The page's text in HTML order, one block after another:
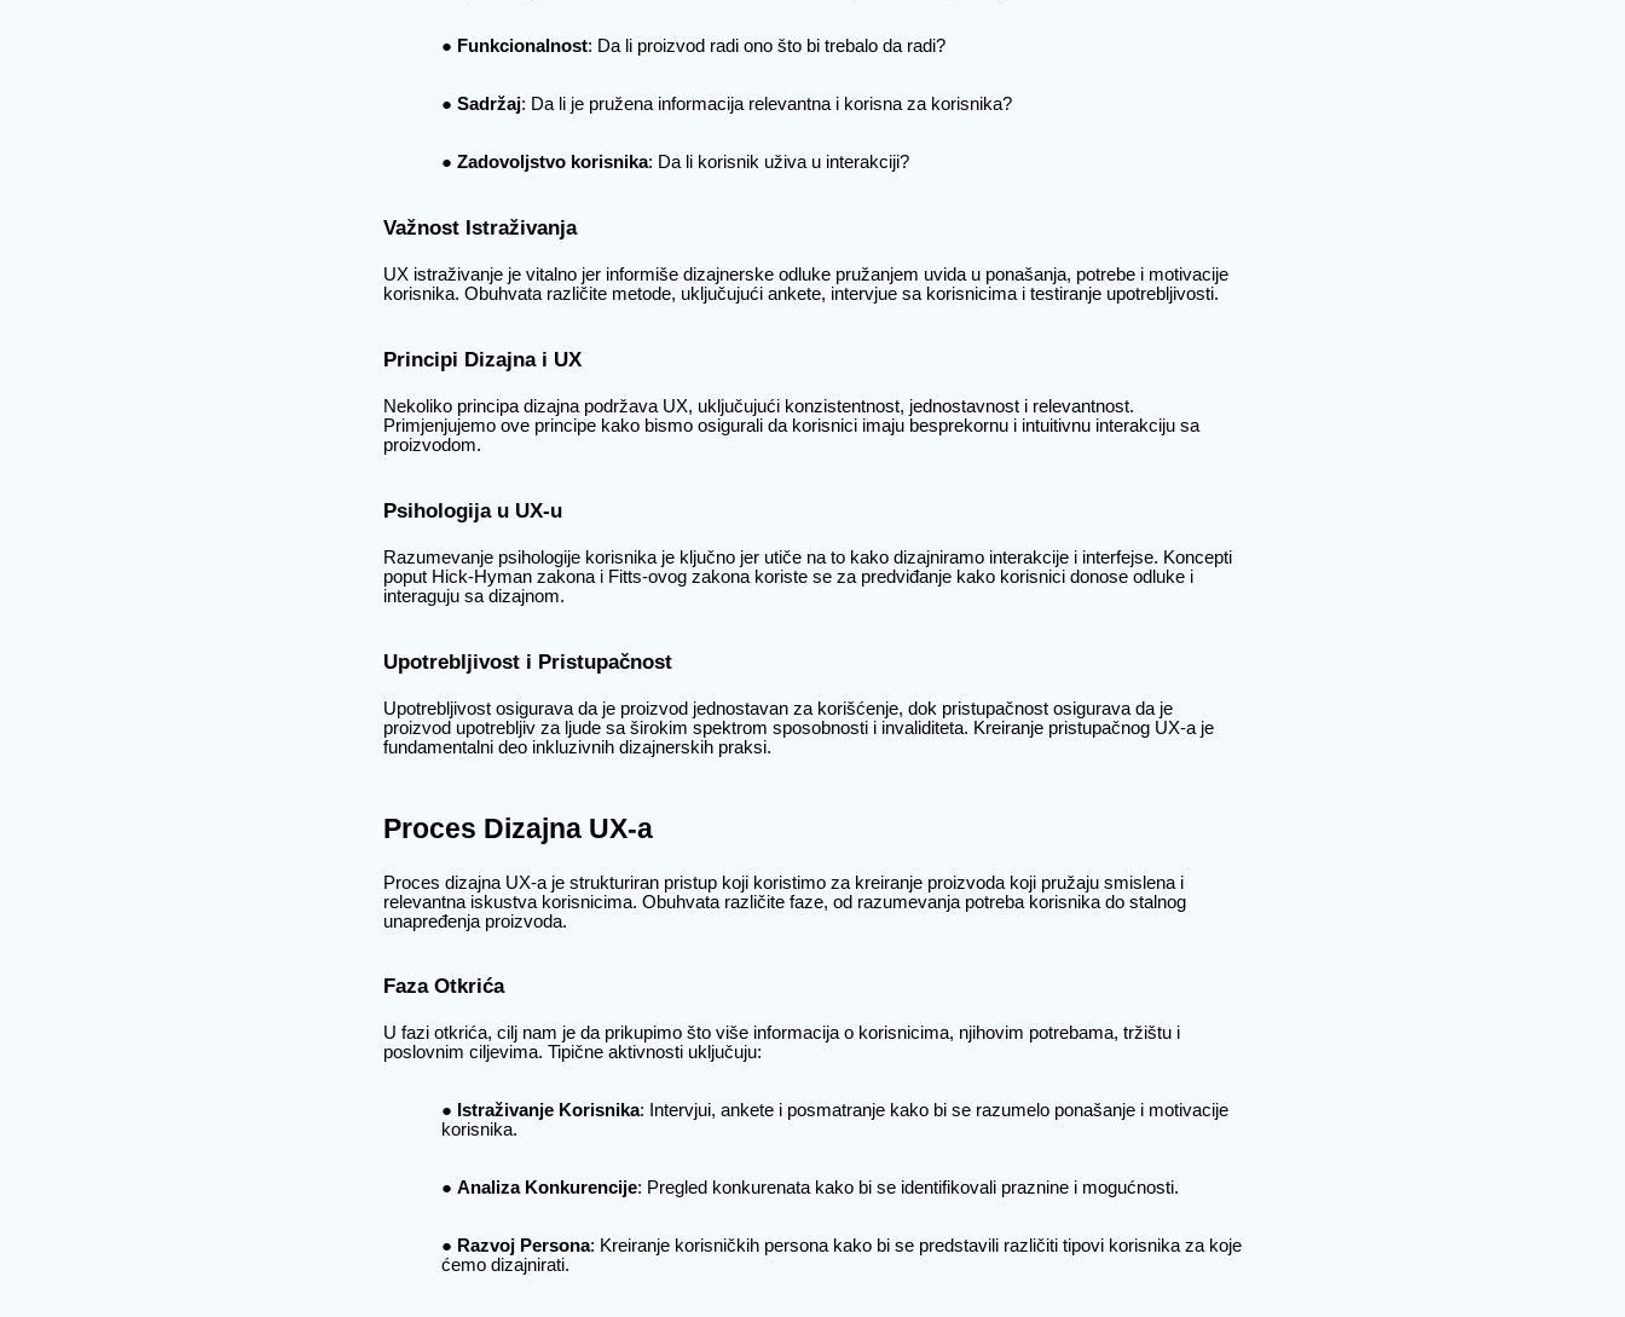
Funkcionalnost: Da li proizvod radi ono što bi trebalo da radi?
Sadržaj: Da li je pružena informacija relevantna i korisna za korisnika?
Zadovoljstvo korisnika: Da li korisnik uživa u interakciji?
Važnost Istraživanja
UX istraživanje je vitalno jer informiše dizajnerske odluke pružanjem uvida u ponašanja, potrebe i motivacije
korisnika. Obuhvata različite metode, uključujući ankete, intervjue sa korisnicima i testiranje upotrebljivosti.
Principi Dizajna i UX
Nekoliko principa dizajna podržava UX, uključujući konzistentnost, jednostavnost i relevantnost.
Primjenjujemo ove principe kako bismo osigurali da korisnici imaju besprekornu i intuitivnu interakciju sa
proizvodom.
Psihologija u UX-u
Razumevanje psihologije korisnika je ključno jer utiče na to kako dizajniramo interakcije i interfejse. Koncepti
poput Hick-Hyman zakona i Fitts-ovog zakona koriste se za predviđanje kako korisnici donose odluke i
interaguju sa dizajnom.
Upotrebljivost i Pristupačnost
Upotrebljivost osigurava da je proizvod jednostavan za korišćenje, dok pristupačnost osigurava da je
proizvod upotrebljiv za ljude sa širokim spektrom sposobnosti i invaliditeta. Kreiranje pristupačnog UX-a je
fundamentalni deo inkluzivnih dizajnerskih praksi.
Proces Dizajna UX-a
Proces dizajna UX-a je strukturiran pristup koji koristimo za kreiranje proizvoda koji pružaju smislena i
relevantna iskustva korisnicima. Obuhvata različite faze, od razumevanja potreba korisnika do stalnog
unapređenja proizvoda.
Faza Otkrića
U fazi otkrića, cilj nam je da prikupimo što više informacija o korisnicima, njihovim potrebama, tržištu i
poslovnim ciljevima. Tipične aktivnosti uključuju:
Istraživanje Korisnika: Intervjui, ankete i posmatranje kako bi se razumelo ponašanje i motivacije
korisnika.
Analiza Konkurencije: Pregled konkurenata kako bi se identifikovali praznine i mogućnosti.
Razvoj Persona: Kreiranje korisničkih persona kako bi se predstavili različiti tipovi korisnika za koje
ćemo dizajnirati.